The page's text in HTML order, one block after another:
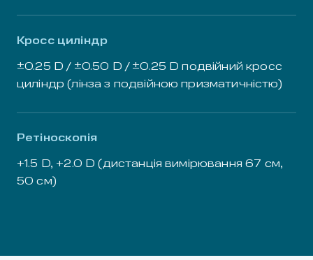
Кросс циліндр
±0.25 D / ±0.50 D / ±0.25 D подвійний кросс
циліндр (лінза з подвійною призматичністю)
Ретіноскопія
+1.5 D, +2.0 D (дистанція вимірювання 67 см,
50 см)